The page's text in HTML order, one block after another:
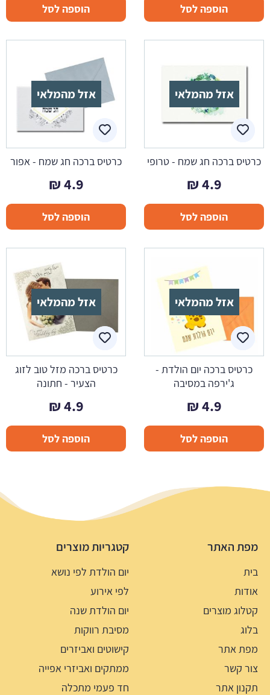
הוספה לסל הוספה לסל
אזל מהמלאי
כרטיס ברכה חג שמח - טרופי
4.9
₪
הוספה לסל
אזל מהמלאי
כרטיס ברכה חג שמח - אפור
4.9
₪
הוספה לסל
אזל מהמלאי
כרטיס ברכה יום הולדת -
ג'ירפה במסיבה
4.9
₪
הוספה לסל
אזל מהמלאי
כרטיס ברכה מזל טוב לזוג
הצעיר - חתונה
4.9
₪
הוספה לסל
מפת האתר
בית
אודות
קטלוג מוצרים
בלוג
מפת אתר
צור קשר
תקנון אתר
קטגריות מוצרים
יום הולדת לפי נושא
לפי אירוע
יום הולדת שנה
מסיבת רווקות
קישוטים ואביזרים
ממתקים ואביזרי אפייה
חד פעמי מתכלה